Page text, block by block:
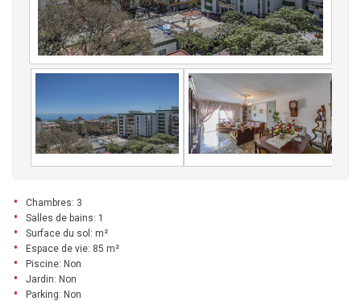
Chambres: 3
Salles de bains: 1
Surface du sol: m²
Espace de vie: 85 m²
Piscine: Non
Jardin: Non
Parking: Non